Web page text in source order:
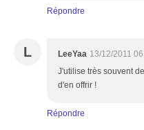
Répondre
L LeeYaa 13/12/2011
J'utilise très souvent
d'en offrir !
Répondre